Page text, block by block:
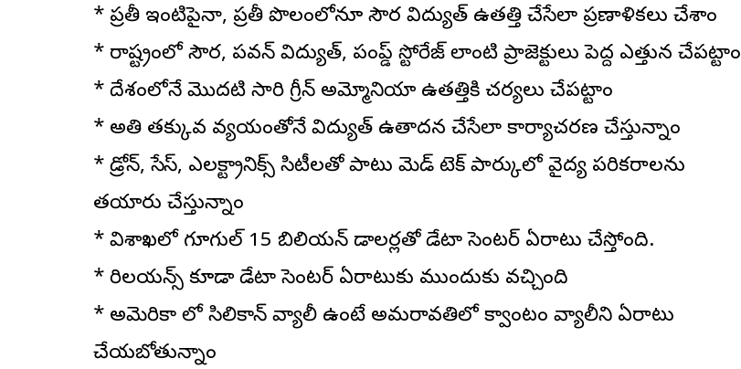
* ప్రతీ ఇంటిపైనా, ప్రతీ పొలంలోనూ సౌర విద్యుత్ ఉత్పత్తి చేసేలా ప్రణాళికలు చేశాం
* రాష్ట్రంలో సౌర, పవన్ విద్యుత్, పంప్డ్ స్టోరేజ్ లాంటి ప్రాజెక్టులు పెద్ద ఎత్తున చేపట్టాం
* దేశంలోనే మొదటి సారి గ్రీన్ అమ్మోనియా ఉత్పత్తికి చర్యలు చేపట్టాం
* అతి తక్కువ వ్యయంతోనే విద్యుత్ ఉత్పాదన చేసేలా కార్యాచరణ చేస్తున్నాం
* డ్రోన్, స్పేస్, ఎలక్ట్రానిక్స్ సిటీలతో పాటు మెడ్ టెక్ పార్కులో వైద్య పరికరాలను
తయారు చేస్తున్నాం
* విశాఖలో గూగుల్ 15 బిలియన్ డాలర్లతో డేటా సెంటర్ ఏర్పాటు చేస్తోంది.
* రిలయన్స్ కూడా డేటా సెంటర్ ఏర్పాటుకు ముందుకు వచ్చింది
* అమెరికా లో సిలికాన్ వ్యాలీ ఉంటే అమరావతిలో క్వాంటం వ్యాలీని ఏర్పాటు
చేయబోతున్నాం